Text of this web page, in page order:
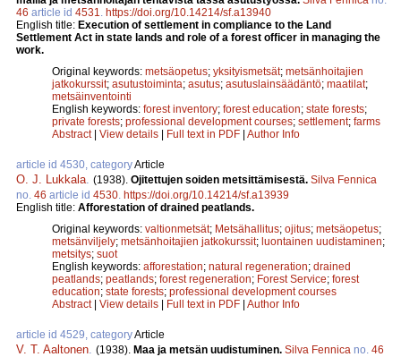
46 article id 4531
https://doi.org/10.14214/sf.a13940
English title: Execution of settlement in compliance to the Land
Settlement Act in state lands and role of a forest officer in managing the
work.
Original keywords: metsäopetus; yksityismetsät; metsänhoitajien
jatkokurssit; asutustoiminta; asutus; asutuslainsäädäntö; maatilat;
metsäinventointi
English keywords: forest inventory; forest education; state forests;
private forests; professional development courses; settlement; farms
Abstract| View details | Full text in PDF | Author Info
article id 4530, categoryArticle
O. J. Lukkala (1938). Ojitettujen soiden metsittämisestä. Silva Fennica
no. 46 article id 4530 https://doi.org/10.14214/sf.a13939
English title: Afforestation of drained peatlands.
Original keywords: valtionmetsät; Metsähallitus; ojitus; metsäopetus;
metsänviljely; metsänhoitajien jatkokurssit; luontainen uudistaminen;
metsitys; suot
English keywords: afforestation; natural regeneration; drained
peatlands; peatlands; forest regeneration; Forest Service; forest
education; state forests; professional development courses
Abstract| View details | Full text in PDF | Author Info
article id 4529, categoryArticle
V. T. Aaltonen (1938). Maa ja metsän uudistuminen. Silva Fennica no. 46